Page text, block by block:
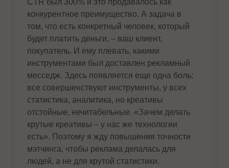
CTR был 300% и это продавалось как
конкурентное преимущество. А задача в
том, что есть конкретный человек, который
будет платить деньги, – ваш клиент,
покупатель. И ему плевать, какими
инструментами был доставлен рекламный
месседж. Здесь появляется еще одна боль:
все совершенствуют инструменты, у всех
статистика, аналитика, но креативы
отстойные, нечитабельные. «Зачем делать
крутые креативы – у нас же технологии
есть». Поэтому я жду повышения точности
мэтчинга, чтобы реклама делалась для
людей, а не для крутой статистики.